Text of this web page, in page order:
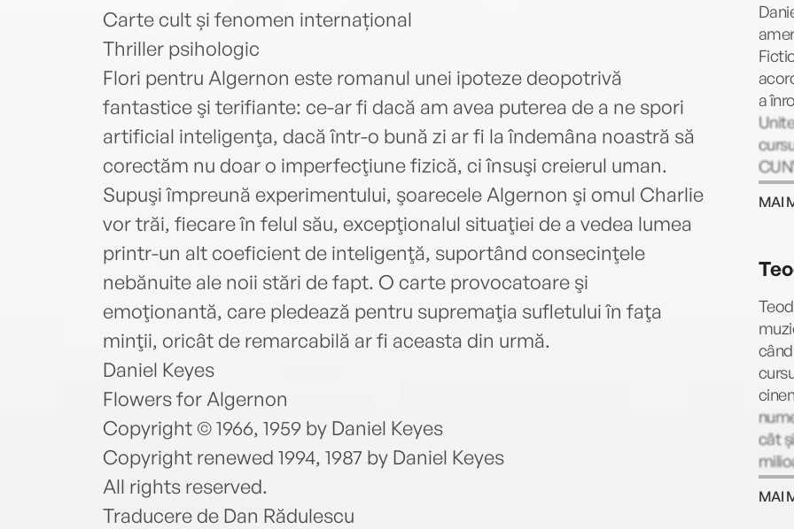
Carte cult și fenomen internațional
Thriller psihologic
Flori pentru Algernon este romanul unei ipoteze deopotrivă
fantastice şi terifiante: ce-ar fi dacă am avea puterea de a ne spori
artificial inteligenţa, dacă într-o bună zi ar fi la îndemâna noastră să
corectăm nu doar o imperfecţiune fizică, ci însuşi creierul uman.
Supuşi împreună experimentului, şoarecele Algernon şi omul Charlie
vor trăi, fiecare în felul său, excepţionalul situaţiei de a vedea lumea
printr-un alt coeficient de inteligenţă, suportând consecinţele
nebănuite ale noii stări de fapt. O carte provocatoare şi
emoţionantă, care pledează pentru supremaţia sufletului în faţa
minţii, oricât de remarcabilă ar fi aceasta din urmă.
Daniel Keyes
Flowers for Algernon
Copyright © 1966, 1959 by Daniel Keyes
Copyright renewed 1994, 1987 by Daniel Keyes
All rights reserved.
Traducere de Dan Rădulescu
a
apoi
să
MAI
cât
MAI